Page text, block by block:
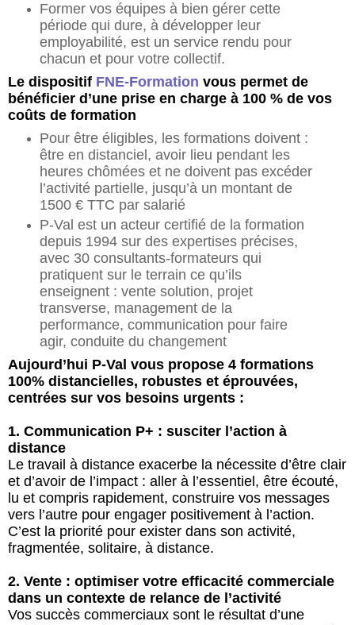
Former vos équipes à bien gérer cette
période qui dure, à développer leur
employabilité, est un service rendu pour
chacun et pour votre collectif.
Le dispositif FNE-Formation vous permet de
bénéficier d’une prise en charge à 100 % de vos
coûts de formation
Pour être éligibles, les formations doivent :
être en distanciel, avoir lieu pendant les
heures chômées et ne doivent pas excéder
l’activité partielle, jusqu’à un montant de
1500 € TTC par salarié
P-Val est un acteur certifié de la formation
depuis 1994 sur des expertises précises,
avec 30 consultants-formateurs qui
pratiquent sur le terrain ce qu’ils
enseignent : vente solution, projet
transverse, management de la
performance, communication pour faire
agir, conduite du changement
Aujourd’hui P-Val vous propose 4 formations
100% distancielles, robustes et éprouvées,
centrées sur vos besoins urgents :
1. Communication P+ : susciter l’action à
distance
Le travail à distance exacerbe la nécessite d’être clair
et d’avoir de l’impact : aller à l’essentiel, être écouté,
lu et compris rapidement, construire vos messages
vers l’autre pour engager positivement à l’action.
C’est la priorité pour exister dans son activité,
fragmentée, solitaire, à distance.
2. Vente : optimiser votre efficacité commerciale
dans un contexte de relance de l’activité
Vos succès commerciaux sont le résultat d’une